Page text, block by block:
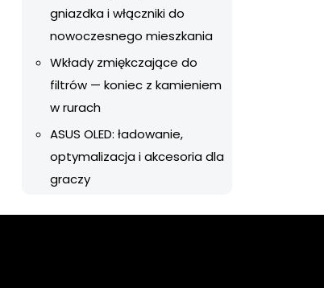
gniazdka i włączniki do
nowoczesnego mieszkania
Wkłady zmiękczające do
filtrów — koniec z kamieniem
w rurach
ASUS OLED: ładowanie,
optymalizacja i akcesoria dla
graczy